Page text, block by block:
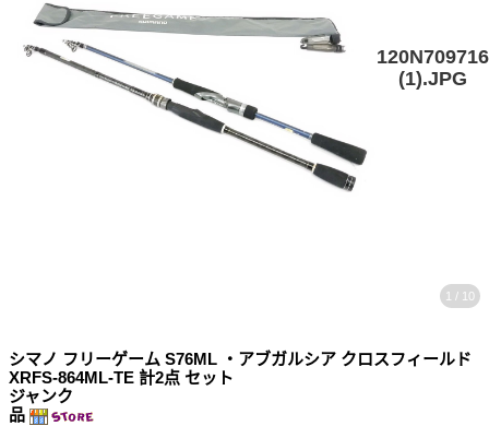
1 / 10
120N709716
(1).JPG
シマノ フリーゲーム S76ML ・アブガルシア クロスフィールド
XRFS-864ML-TE 計2点 セット
ジャンク
品